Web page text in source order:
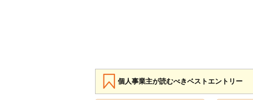
個人事業主が読むべきベストエントリー